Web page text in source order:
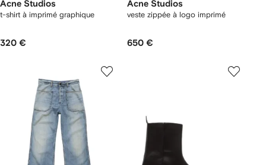
Acne Studios
t-shirt à imprimé graphique
320 €
Acne Studios
veste zippée à logo imprimé
650 €